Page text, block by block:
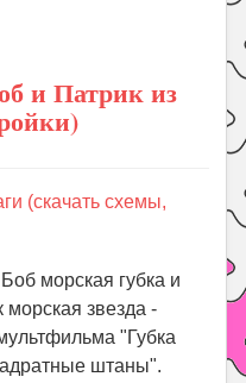
и Патрик из
(скачать схемы,
морская губка и
морская звезда -
"Губка
штаны".